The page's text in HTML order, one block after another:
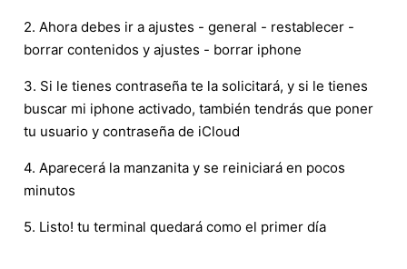
2. Ahora debes ir a ajustes - general - restablecer -
borrar contenidos y ajustes - borrar iphone
3. Si le tienes contraseña te la solicitará, y si le tienes
buscar mi iphone activado, también tendrás que poner
tu usuario y contraseña de iCloud
4. Aparecerá la manzanita y se reiniciará en pocos
minutos
5. Listo! tu terminal quedará como el primer día